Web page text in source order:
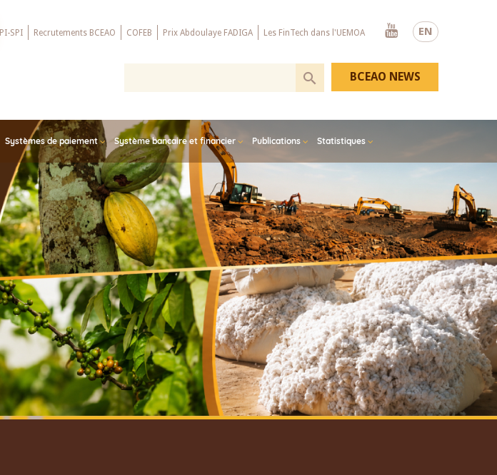
EN
PI-SPI Recrutements BCEAO COFEB Prix Abdoulaye FADIGA Les FinTech dans l'UEMOA
Youtube
Systèmes de paiement Système bancaire et financier Publications Statistiques
BCEAO NEWS